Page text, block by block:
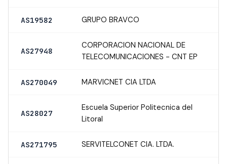
AS19582 GRUPO BRAVCO
AS27948
CORPORACION NACIONAL DE
TELECOMUNICACIONES - CNT EP
AS270049 MARVICNET CIA LTDA
AS28027
Escuela Superior Politecnica del
Litoral
AS271795 SERVITELCONET CIA. LTDA.